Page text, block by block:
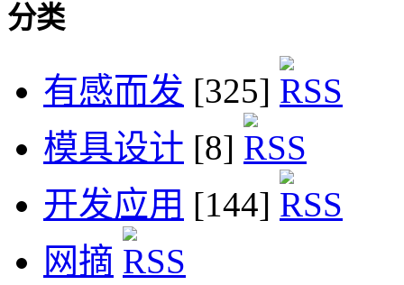
分类
有感而发 [325]
模具设计 [8]
开发应用 [144]
网摘